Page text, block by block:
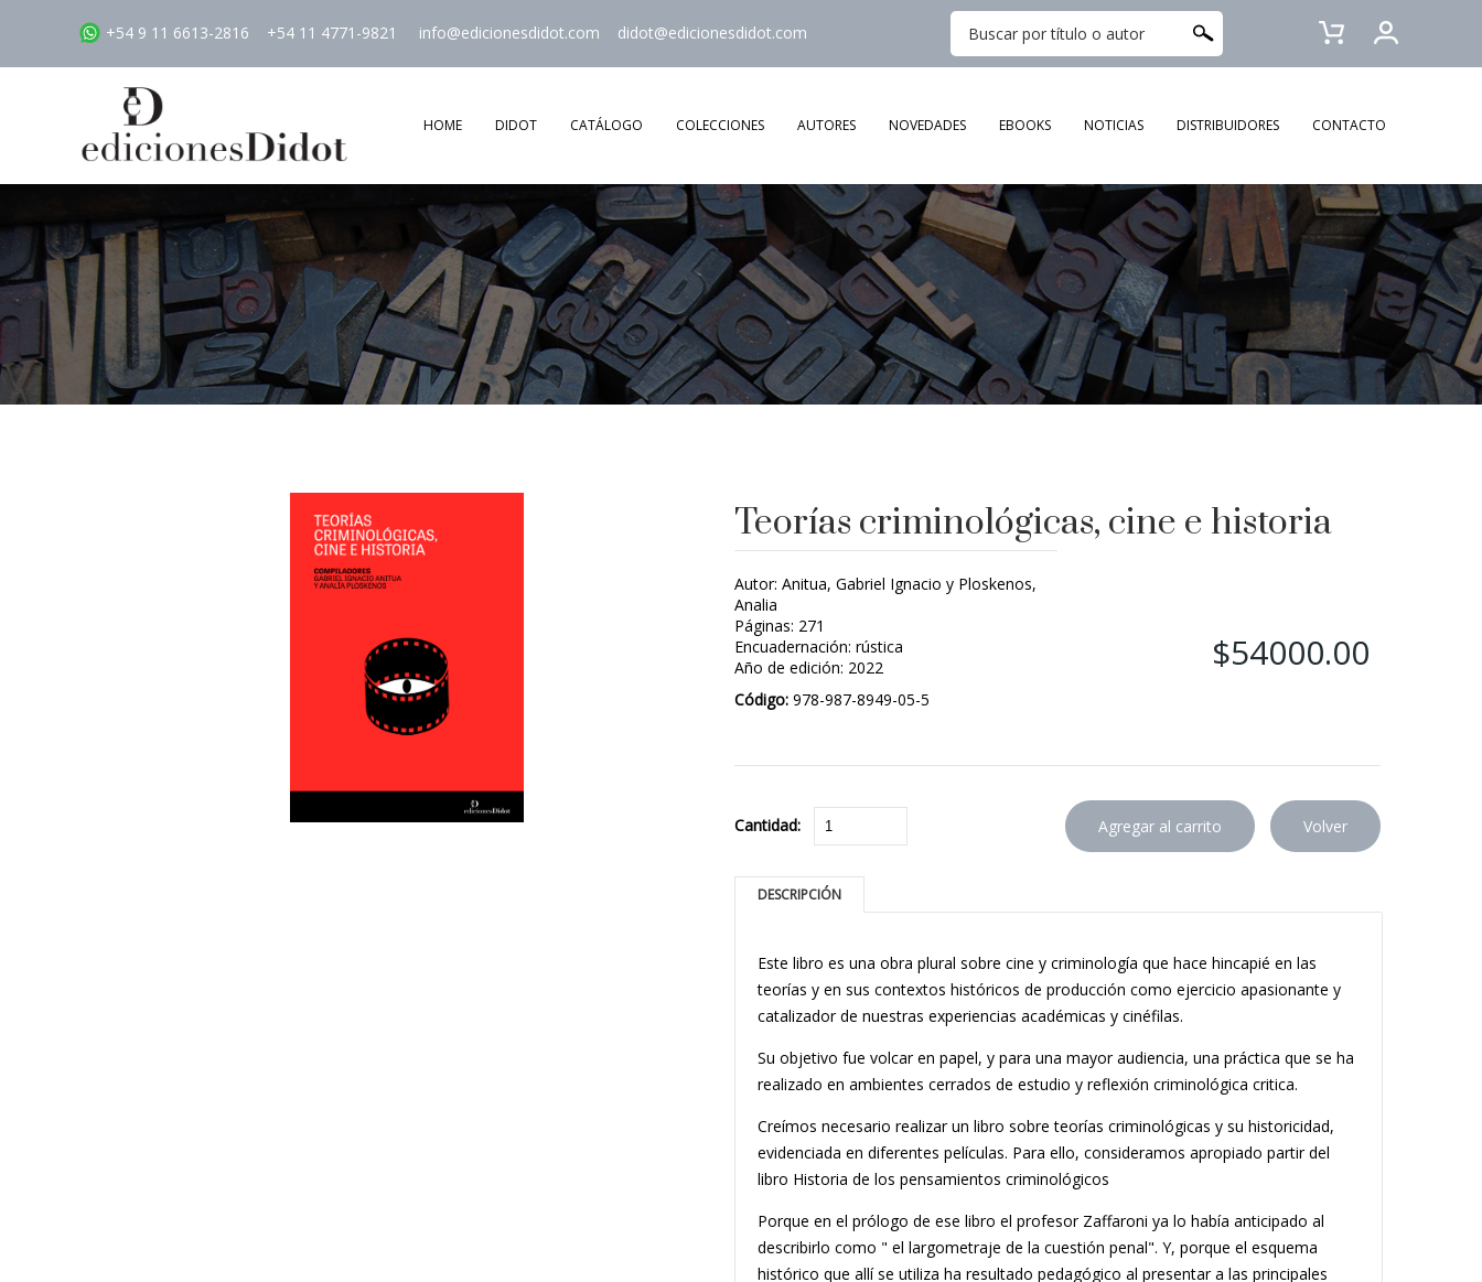
+54 9 11 6613-2816 +54 11 4771-9821 info@edicionesdidot.com didot@edicionesdidot.com
HOME DIDOT CATÁLOGO COLECCIONES AUTORES NOVEDADES EBOOKS NOTICIAS DISTRIBUIDORES CONTACTO
Teorías criminológicas, cine e historia
Autor: Anitua, Gabriel Ignacio y Ploskenos,
Analia
Páginas: 271
Encuadernación: rústica
Año de edición: 2022
Código: 978-987-8949-05-5
$54000.00
Cantidad:
DESCRIPCIÓN
Este libro es una obra plural sobre cine y criminología que hace hincapié en las
teorías y en sus contextos históricos de producción como ejercicio apasionante y
catalizador de nuestras experiencias académicas y cinéfilas.
Su objetivo fue volcar en papel, y para una mayor audiencia, una práctica que se ha
realizado en ambientes cerrados de estudio y reflexión criminológica critica.
Creímos necesario realizar un libro sobre teorías criminológicas y su historicidad,
evidenciada en diferentes películas. Para ello, consideramos apropiado partir del
libro Historia de los pensamientos criminológicos
Porque en el prólogo de ese libro el profesor Zaffaroni ya lo había anticipado al
describirlo como " el largometraje de la cuestión penal". Y, porque el esquema
histórico que allí se utiliza ha resultado pedagógico al presentar a las principales